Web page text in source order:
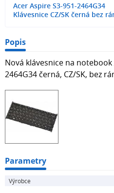
Acer Aspire S3-951-2464G34
Klávesnice CZ/SK černá bez
Popis
Nová klávesnice na notebook
2464G34 černá, CZ/SK, bez
Parametry
Výrobce